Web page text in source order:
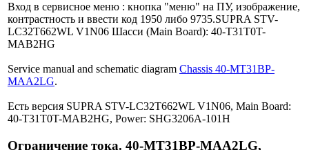
Вход в сервисное меню : кнопка "меню" на ПУ, изображение,
контрастность и ввести код 1950 либо 9735.SUPRA STV-
LC32T662WL V1N06 Шасси (Main Board): 40-T31T0T-
MAB2HG
Service manual and schematic diagram Chassis 40-MT31BP-
MAA2LG.
Есть версия SUPRA STV-LC32T662WL V1N06, Main Board:
40-T31T0T-MAB2HG, Power: SHG3206A-101H
Ограничение тока. 40-MT31BP-MAA2LG,